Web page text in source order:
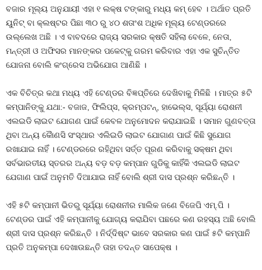
ବଜାର ମୂଲ୍ୟ ଅନୁଯାୟୀ ଏହା ୧ ଲକ୍ଷ ଟଙ୍କାରୁ ମଧ୍ୟ କମ୍ ହେବ । ଅର୍ଥାତ ପ୍ରତି
ୟୁନିଟ୍ ବା କ୍ଲଷ୍ଟର ପିଛା ୩୦ ରୁ ୪୦ ଶତାଂଶ ଅଧିକ ମୂଲ୍ୟ ଟେଣ୍ଡରରେ
ଉଲ୍ଲେଖ ଅଛି । ଏ ବାବଦରେ ରାଜ୍ୟ ସରକାର କ୍ଷତି ସହିଲା ବେଳେ, ନେତା,
ମନ୍ତ୍ରୀ ଓ ଅଫିସର ମାନଙ୍କର ପକେଟ୍‌କୁ ଗରମ କରିବାର ଏହା ଏକ ସୁଚିନ୍ତିତ
ଯୋଜନା ବୋଲି କଂଗ୍ରେସ ଅଭିଯୋଗ ଆଣିଛି ।
ଏକ ବିଚିତ୍ର କଥା ମଧ୍ୟ ଏହି ଟେଣ୍ଡର ବିଜ୍ଞପ୍ତିରେ ଦେଖିବାକୁ ମିଳିଛି । ମାତ୍ର ୫ଟି
କମ୍ପାନିଙ୍କୁ ଯଥା:- ବଜାଜ, ଫିଲିପ୍ସ, କ୍ରମ୍ପଟନ୍‌, ହାଭେଲ୍ସ, ସୂର୍ଯ୍ୟା ରୋଶନୀ
ଏଲଇଡି ଲାଇଟ ଯୋଗଣ ପାଇଁ କେବଳ ଅନୁମୋଦନ କରାଯାଇଛି । ସମାନ ଗୁଣବତ୍ତା
ଥିବା ଅନ୍ୟ କୈାଣସି ସଂସ୍ଥାର ଏଲିଇଡି ଲାଇଟ ଯୋଗାଣ ପାଇଁ କିଛି ସୁଯୋଗ
ରଖାଯାଇ ନାହିଁ । ଟେଣ୍ଡରରେ ରହିଥିବା ସର୍ତ୍ତ ପୂରଣ କରିବାକୁ ସକ୍ଷମ ଥିବା
ସର୍ବଭାରତୀୟ ସ୍ତରର ଅନ୍ୟ ବଡ଼ ବଡ଼ କମ୍ପାନ ଗୁଡିକୁ କାହିଁକି ଏଲଇଡି ଲାଇଟ
ଯେଗାଣ ପାଇଁ ଅନୁମତି ଦିଆଯାଇ ନାହିଁ ବୋଲି ଶ୍ରୀ ଦାସ ପ୍ରଶ୍ନ କରିଛନ୍ତି ।
ଏହି ୫ଟି କମ୍ପାନୀ ଭିତରୁ ସୂର୍ଯ୍ୟା ରୋଶନୀର ମାଲିକ ଜଣେ ବିଜେପି ଏମ୍‌.ପି ।
ଟେଣ୍ଡର ପାଇଁ ଏହି କମ୍ପାନୀକୁ ଯୋଗ୍ୟ କରାଯିବା ପଛରେ କଣ ରହସ୍ୟ ଅଛି ବୋଲି
ଶ୍ରୀ ଦାସ ପ୍ରଶ୍ନ କରିଛନ୍ତି । ନିର୍ଦ୍ଦିଷ୍ଟ ଭାବେ ସରକାର କଣ ପାଇଁ ୫ଟି କମ୍ପାନି
ପ୍ରତି ଅନୁକମ୍ପା ଦେଖାଉଛନ୍ତି ତାହା ତଦନ୍ତ ସାପେକ୍ଷ ।